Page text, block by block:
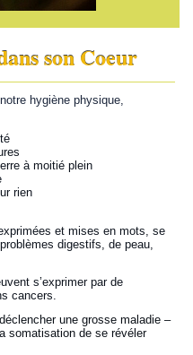
son Coeur
hygiène physique,
à moitié plein
rien
et mises en mots, se
digestifs, de peau,
s’exprimer par de
cancers.
une grosse maladie –
somatisation de se révéler